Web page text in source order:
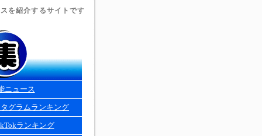
を紹介するサイトです
ニュース
グラムランキング
ランキング